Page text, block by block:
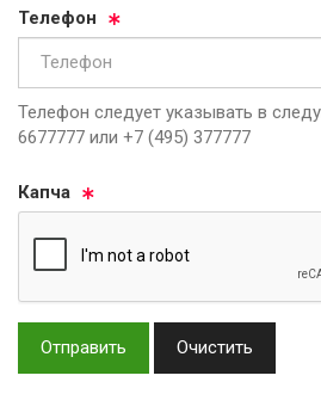
Те­ле­фон
Телефон следует указывать в
6677777 или +7 (495) 377777
Кап­ча
Отправить Очистить